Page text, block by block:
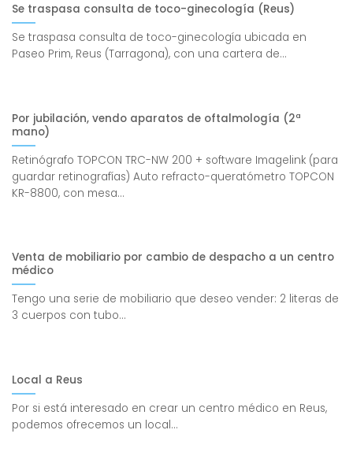
Se traspasa consulta de toco-ginecología (Reus)
Se traspasa consulta de toco-ginecología ubicada en
Paseo Prim, Reus (Tarragona), con una cartera de...
Por jubilación, vendo aparatos de oftalmología (2ª
mano)
Retinógrafo TOPCON TRC-NW 200 + software Imagelink (para
guardar retinografías) Auto refracto-queratómetro TOPCON
KR-8800, con mesa...
Venta de mobiliario por cambio de despacho a un centro
médico
Tengo una serie de mobiliario que deseo vender: 2 literas de
3 cuerpos con tubo...
Local a Reus
Por si está interesado en crear un centro médico en Reus,
podemos ofrecemos un local...